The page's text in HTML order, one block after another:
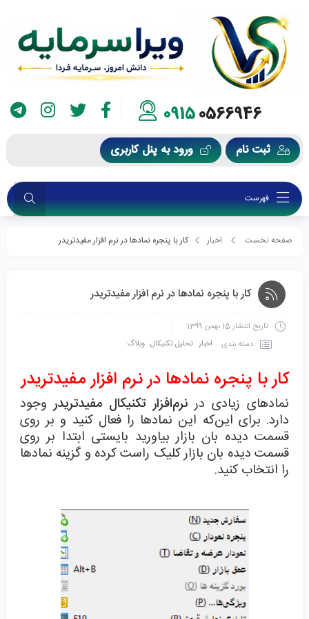
09150566946
ثبت نام ورود به پنل کاربری
فهرست
صفحه نخست اخبار کار با پنجره نمادها در نرم افزار مفیدتریدر
کار با پنجره نمادها در نرم افزار مفیدتریدر
تاریخ انتشار15 بهمن 1399
دسته بندی
اخبار تحلیل تکنیکال وبلاگ
کار با پنجره نمادها در نرم افزار مفیدتریدر
نمادهای زیادی درنرم‌افزار تکنیکال مفیدتریدروجود
دارد. برای این‌که این نمادها را فعال کنید و بر روی
قسمت دیده بان بازار بیاورید بایستی ابتدا بر روی
قسمت دیده بان بازار کلیک راست کرده و گزینه نمادها
را انتخاب کنید.